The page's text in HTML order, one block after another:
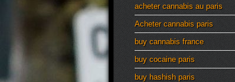
acheter cannabis au paris
Acheter cannabis paris
buy cannabis france
buy cocaine paris
buy hashish paris